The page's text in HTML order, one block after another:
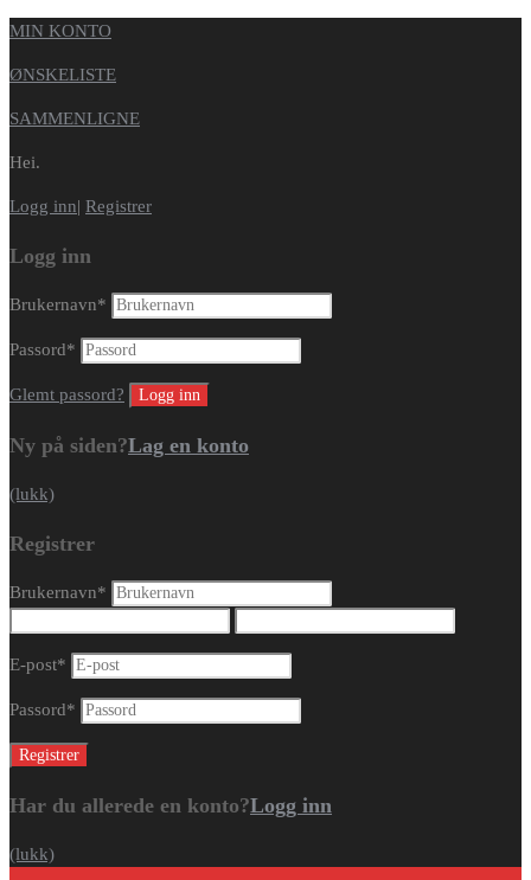
MIN KONTO
ØNSKELISTE
SAMMENLIGNE
Hei.
Logg inn| Registrer
Logg inn
Brukernavn*
Passord*
Glemt passord?
Ny på siden?Lag en konto
(lukk)
Registrer
Brukernavn*
E-post*
Passord*
Har du allerede en konto?Logg inn
(lukk)